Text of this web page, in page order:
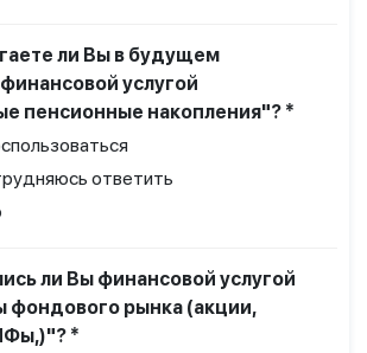
ли Вы в будущем
услугой
пенсионные накопления"? *
ответить
ли Вы финансовой услугой
фондового рынка (акции,
*